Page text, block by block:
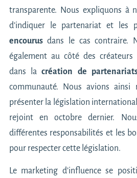
transparente. Nous expliquons à
d’indiquer le partenariat et les
encourusdans le cas contraire.
également au côté des créateurs
dans lacréation de
communauté. Nous avions
présenter la législation
rejoint en octobre dernier.
différentes responsabilités et les
pour respecter cette législation.
Le marketing d’influence se